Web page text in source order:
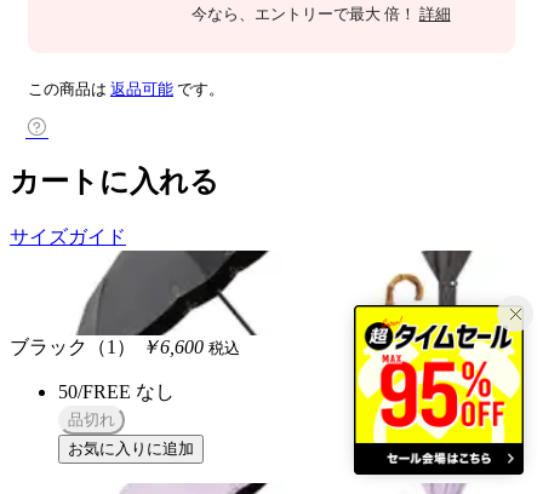
今なら 、エントリーで最大 倍！ 詳細
この商品は 返品可能 です。
カートに入れる
サイズガイド
ブラック（1） ￥6,600 税込
50/FREE なし
品切れ
お気に入りに追加